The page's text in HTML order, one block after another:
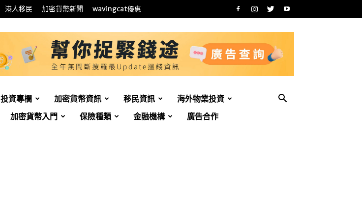
港人移民 加密貨幣新聞 wavingcat優惠
投資專欄 加密貨幣資訊 移民資訊
海外物業投資
加密貨幣入門 保險種類 金融機構 廣告合作